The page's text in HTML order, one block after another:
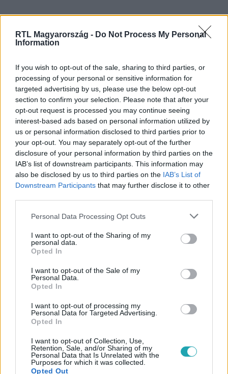
RTL Magyarország - Do Not Process My Personal
Information
If you wish to opt-out of the sale, sharing to third parties, or
processing of your personal or sensitive information for
targeted advertising by us, please use the below opt-out
section to confirm your selection. Please note that after your
opt-out request is processed you may continue seeing
interest-based ads based on personal information utilized by
us or personal information disclosed to third parties prior to
your opt-out. You may separately opt-out of the further
disclosure of your personal information by third parties on the
IAB’s list of downstream participants. This information may
also be disclosed by us to third parties on the IAB’s List of
Downstream Participants that may further disclose it to other
Please note that this website/app uses one or more Google
not limited to your visit or usage behaviour. You may click to
grant or deny consent to Google and its third-party tags to
use your data for below specified purposes in below Google
consent section.
Personal Data Processing Opt Outs
I want to opt-out of the Sharing of my
personal data.
Opted In
I want to opt-out of the Sale of my
Personal Data.
Opted In
I want to opt-out of processing my
Personal Data for Targeted Advertising.
Opted In
I want to opt-out of Collection, Use,
Retention, Sale, and/or Sharing of my
Personal Data that Is Unrelated with the
Purposes for which it was collected.
Opted Out
Kövess minket, és értesülj a friss hírekről a
Facebookon is!
Követem
#ÉLETMÓD #EGÉSZSÉG #ÉLETMÓD TANÁCSOK
#WELLNESS #BETEGSÉG #ORVOSI TANÁCS
GYÓGYÍTÁS #FOGYÁS #DIETA ENZIMDIÉTA
TÁPLÁLKOZÁS #EMÉSZTÉS #ANYAGCSERE
GYÜMÖLCSÖK
Népszerű